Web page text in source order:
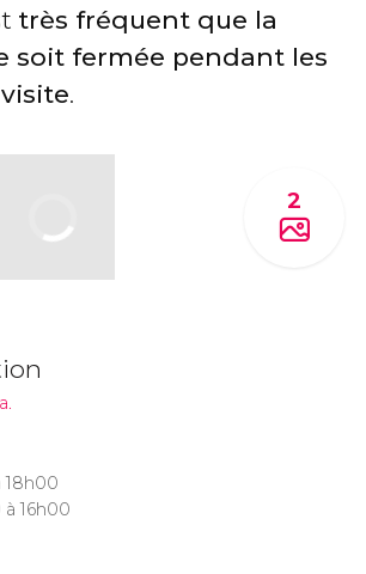
très fréquent que la
soit fermée pendant les
.
2
18h00
à 16h00